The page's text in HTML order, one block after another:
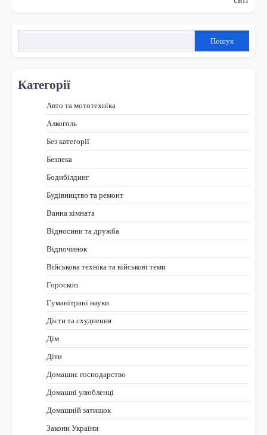
Пошук
Категорії
Авто та мототехніка
Алкоголь
Без категорії
Безпека
Бодибілдинг
Будівництво та ремонт
Ванна кімната
Відносини та дружба
Відпочинок
Військова техніка та військові теми
Гороскоп
Гуманітрані науки
Дієти та схуднення
Дім
Діти
Домашнє господарство
Домашні улюбленці
Домашній затишок
Закони України